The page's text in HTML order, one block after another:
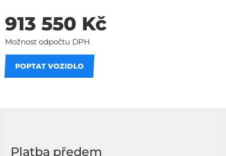
913 550 Kč
Možnost odpočtu DPH
POPTAT VOZIDLO
Platba předem